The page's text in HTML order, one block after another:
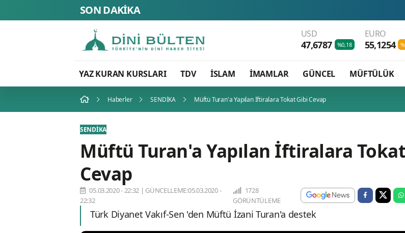
SON DAKİKA
USD
47,6787 %0,18
EURO
55,1254
YAZ KURAN KURSLARI TDV İSLAM İMAMLAR GÜNCEL MÜFTÜLÜK
Haberler SENDİKA Müftü Turan'a Yapılan İftiralara Tokat Gibi Cevap
SENDİKA
Müftü Turan'a Yapılan İftiralara
Cevap
05.03.2020 - 22:32 | GÜNCELLEME:05.03.2020 -
22:32
1728
GÖRÜNTÜLEME
Türk Diyanet Vakıf-Sen 'den Müftü İzani Turan'a destek